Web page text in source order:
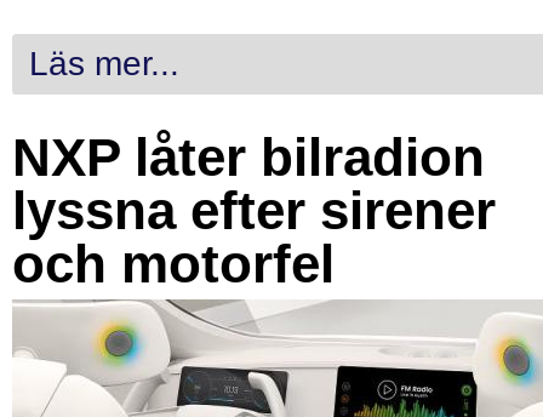
Läs mer...
NXP låter bilradion
lyssna efter sirener
och motorfel